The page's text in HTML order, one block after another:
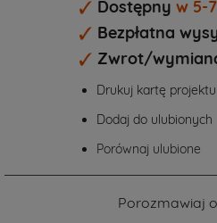
Dostępny w 5-
Bezpłatna
Zwrot/
Drukuj kartę projektu
Dodaj do ulubionych
Porównaj ulubione
Porozmawiaj